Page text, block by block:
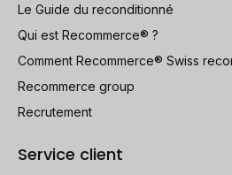
Le Guide du reconditionné
Qui est Recommerce® ?
Comment Recommerce® Swiss
Recommerce group
Recrutement
Service client